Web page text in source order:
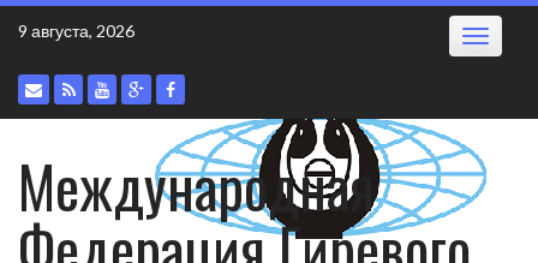
Skip
9 августа, 2026 Toggle
Международная